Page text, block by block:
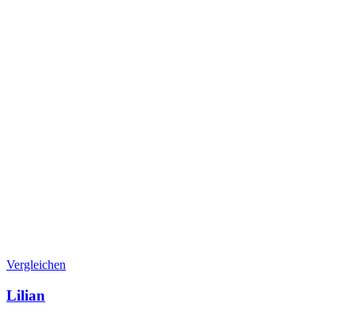
Vergleichen
Lilian